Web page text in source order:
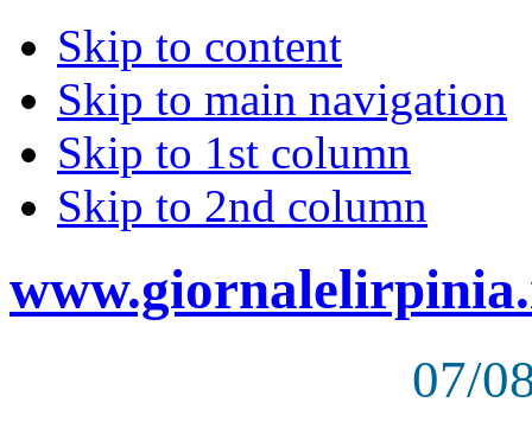
Skip to content
Skip to main navigation
Skip to 1st column
Skip to 2nd column
07/